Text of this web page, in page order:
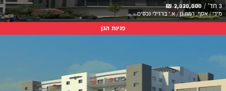
3 חד' / 2,020,000 ₪
מידי / אסף, רמת גן / א.י ברזילי נכסים
פנינת הגן